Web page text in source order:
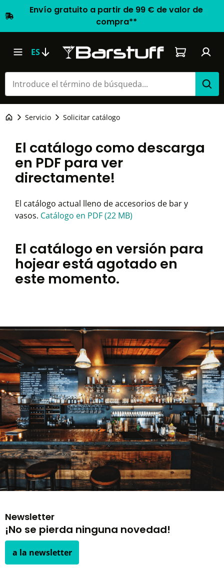
Envío gratuito a partir de 99 € de valor de
compra**
ES El carrito
Servicio Solicitar catálogo
El catálogo como descarga
en PDF para ver
directamente!
El catálogo actual lleno de accesorios de bar y
vasos. Catálogo en PDF (22 MB)
El catálogo en versión para
hojear está agotado en
este momento.
Newsletter
¡No se pierda ninguna novedad!
a la newsletter